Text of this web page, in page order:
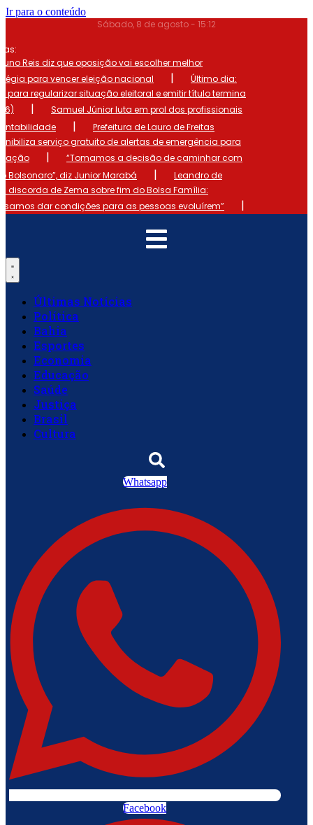
Ir para o conteúdo
Sábado, 8 de agosto - 15:12
Reis diz que oposição vai escolher melhor
para vencer eleição nacional
|
Último dia:
para regularizar situação eleitoral e emitir título termina
|
Samuel Júnior luta em prol dos profissionais
|
Prefeitura de Lauro de Freitas
serviço gratuito de alertas de emergência para
|
“Tomamos a decisão de caminhar com
Bolsonaro”, diz Junior Marabá
|
Leandro de
discorda de Zema sobre fim do Bolsa Família:
dar condições para as pessoas evoluírem”
|
Últimas Notícias
Política
Bahia
Esportes
Economia
Educação
Saúde
Justiça
Brasil
Cultura
Whatsapp
Facebook